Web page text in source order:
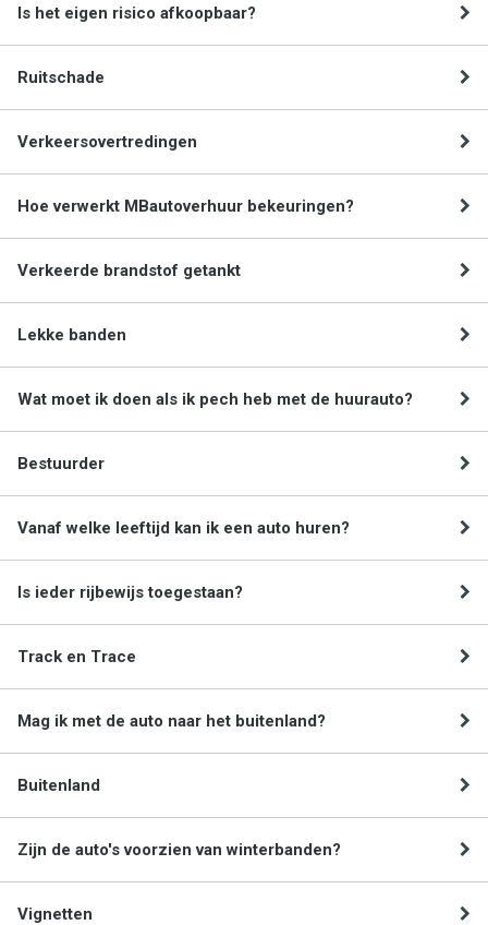
Is het eigen risico afkoopbaar?
Ruitschade
Verkeersovertredingen
Hoe verwerkt MBautoverhuur bekeuringen?
Verkeerde brandstof getankt
Lekke banden
Wat moet ik doen als ik pech heb met de huurauto?
Bestuurder
Vanaf welke leeftijd kan ik een auto huren?
Is ieder rijbewijs toegestaan?
Track en Trace
Mag ik met de auto naar het buitenland?
Buitenland
Zijn de auto's voorzien van winterbanden?
Vignetten